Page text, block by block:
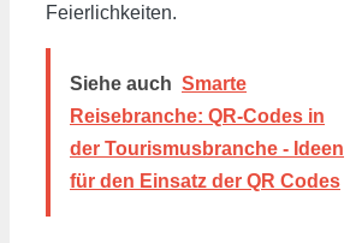
Feierlichkeiten.
Siehe auch Smarte
Reisebranche: QR-Codes in
der Tourismusbranche - Ideen
für den Einsatz der QR Codes